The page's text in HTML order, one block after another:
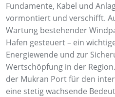
Fundamente, Kabel und
vormontiert und verschifft.
Wartung bestehender
Hafen gesteuert – ein
Energiewende und zur
Wertschöpfung in der
der Mukran Port für den
eine stetig wachsende